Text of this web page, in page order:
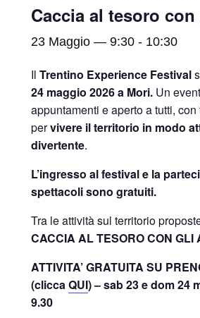
Caccia al tesoro
23 Maggio — 9:30 - 10:30
Il Trentino Experience Festival
24 maggio 2026a Mori. Un
appuntamenti e aperto a tutti,
pervivere il territorio in modo
divertente.
L’ingresso al festival e la
spettacoli sono gratuiti.
Tra le attività sul territorio
CACCIA AL TESORO CON GLI
ATTIVITA’ GRATUITA SU
(cliccaQUI) – sab 23 e dom 24
9.30